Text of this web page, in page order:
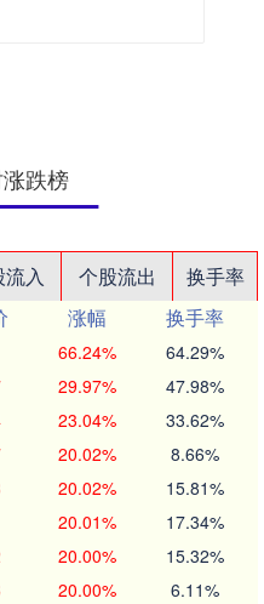
跌榜
入 个股流出
换手率
涨幅
换手率
66.24% 64.29%
29.97% 47.98%
23.04% 33.62%
20.02% 8.66%
20.02% 15.81%
20.01% 17.34%
20.00% 15.32%
20.00% 6.11%